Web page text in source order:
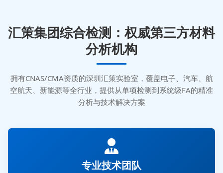
汇策集团综合检测：权威第三方材料
分析机构
拥有CNAS/CMA资质的深圳汇策实验室，覆盖电子、汽车、航
空航天、新能源等全行业，提供从单项检测到系统级FA的精准
分析与技术解决方案
专业技术团队